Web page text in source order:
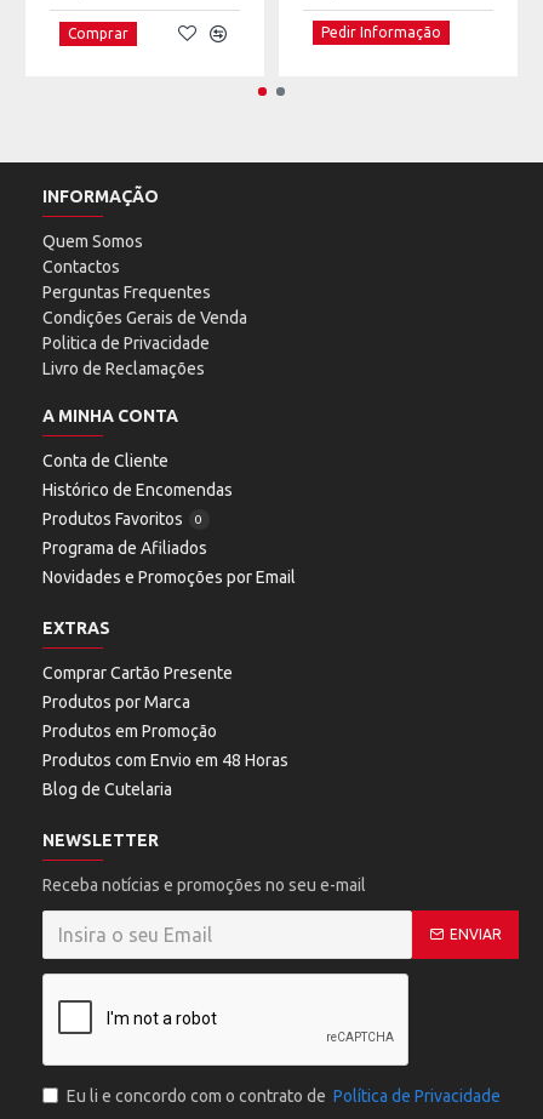
Comprar Pedir Informação
INFORMAÇÃO
Quem Somos
Contactos
Perguntas Frequentes
Condições Gerais de Venda
Politica de Privacidade
Livro de Reclamações
A MINHA CONTA
Conta de Cliente
Histórico de Encomendas
Produtos Favoritos
0
Programa de Afiliados
Novidades e Promoções por Email
EXTRAS
Comprar Cartão Presente
Produtos por Marca
Produtos em Promoção
Produtos com Envio em 48 Horas
Blog de Cutelaria
NEWSLETTER
Receba notícias e promoções no seu e-mail
ENVIAR
Eu li e concordo com o contrato de Política de Privacidade